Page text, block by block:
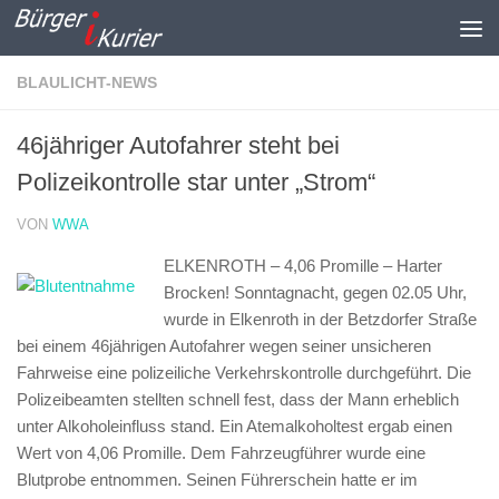
Zum Inhalt springen
BLAULICHT-NEWS
46jähriger Autofahrer steht bei
Polizeikontrolle star unter „Strom“
VON WWA
ELKENROTH – 4,06 Promille – Harter
Brocken! Sonntagnacht, gegen 02.05 Uhr,
wurde in Elkenroth in der Betzdorfer Straße
bei einem 46jährigen Autofahrer wegen seiner unsicheren
Fahrweise eine polizeiliche Verkehrskontrolle durchgeführt. Die
Polizeibeamten stellten schnell fest, dass der Mann erheblich
unter Alkoholeinfluss stand. Ein Atemalkoholtest ergab einen
Wert von 4,06 Promille. Dem Fahrzeugführer wurde eine
Blutprobe entnommen. Seinen Führerschein hatte er im